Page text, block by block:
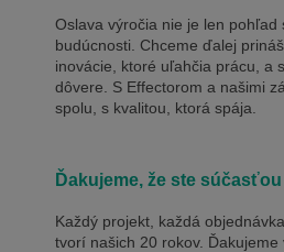
Oslava výročia nie je len pohľad
budúcnosti. Chceme ďalej
inovácie, ktoré uľahčia prácu, a
dôvere. S Effectorom a našimi
spolu, s kvalitou, ktorá spája.
Ďakujeme, že ste
Každý projekt, každá
tvorí našich 20 rokov. Ďakujeme